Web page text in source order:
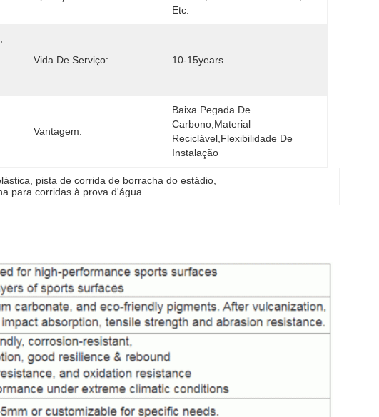
Etc.
Vida De Serviço: 10-15years
Vantagem:
Baixa Pegada De
Carbono,Material
Reciclável,Flexibilidade De
Instalação
pista de corrida de borracha do estádio
para corridas à prova d'água